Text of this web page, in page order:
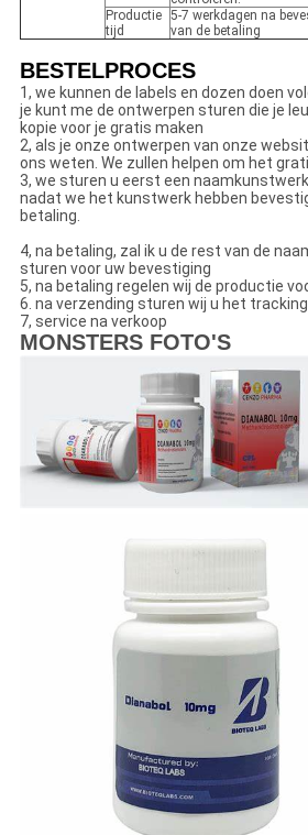
Productie
tijd
5-7 werkdagen na
van de betaling
BESTELPROCES
1, we kunnen de labels en dozen doen
je kunt me de ontwerpen sturen die je
kopie voor je gratis maken
2, als je onze ontwerpen van onze
ons weten. We zullen helpen om het
3, we sturen u eerst een
nadat we het kunstwerk hebben
betaling.
4, na betaling, zal ik u de rest van de
sturen voor uw bevestiging
5, na betaling regelen wij de productie
6. na verzending sturen wij u het
7, service na verkoop
MONSTERS FOTO'S